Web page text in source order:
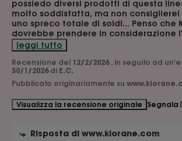
possiedo diversi prodotti di questa
molto soddisfatta, ma non consiglierei
uno spreco totale di soldi... Penso che
dovrebbe prendere in considerazione
leggi tutto
Recensione del 12/2/2026 , in seguito ad
30/1/2026 di E.C.
Pubblicato originariamente su
Visualizza la recensione originale Segnala
Risposta di www.klorane.com